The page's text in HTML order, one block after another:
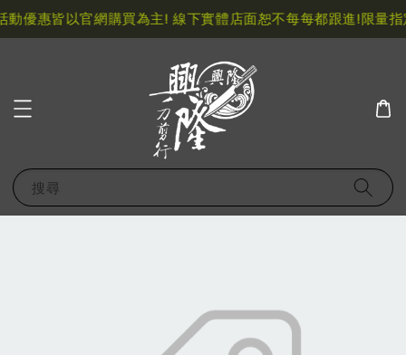
優惠皆以官網購買為主! 線下實體店面恕不每每都跟進!限量指
搜尋